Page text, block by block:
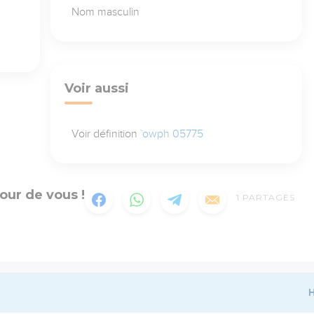
Nom masculin
Voir aussi
Voir définition `owph 05775
de vous ! 1 PARTAGES